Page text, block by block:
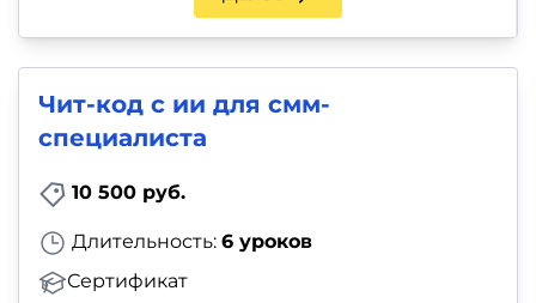
Чит-код с ии для смм-
специалиста
10 500 руб.
Длительность: 6 уроков
Сертификат